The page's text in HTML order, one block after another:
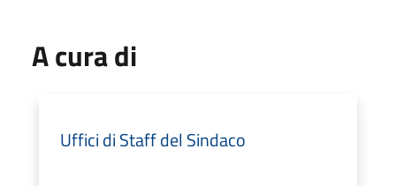
A cura di
Uffici di Staff del Sindaco